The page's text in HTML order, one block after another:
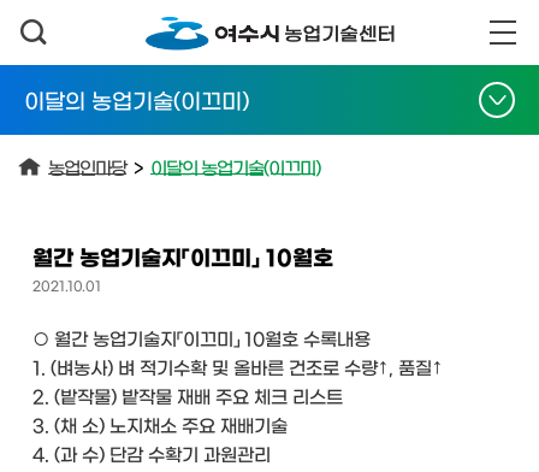
이달의 농업기술(이끄미)
농업인마당 > 이달의 농업기술(이끄미)
월간 농업기술지「이끄미」 10월호
2021.10.01
○ 월간 농업기술지「이끄미」 10월호 수록내용
1. (벼농사) 벼 적기수확 및 올바른 건조로 수량↑, 품질↑
2. (밭작물) 밭작물 재배 주요 체크 리스트
3. (채 소) 노지채소 주요 재배기술
4. (과 수) 단감 수확기 과원관리